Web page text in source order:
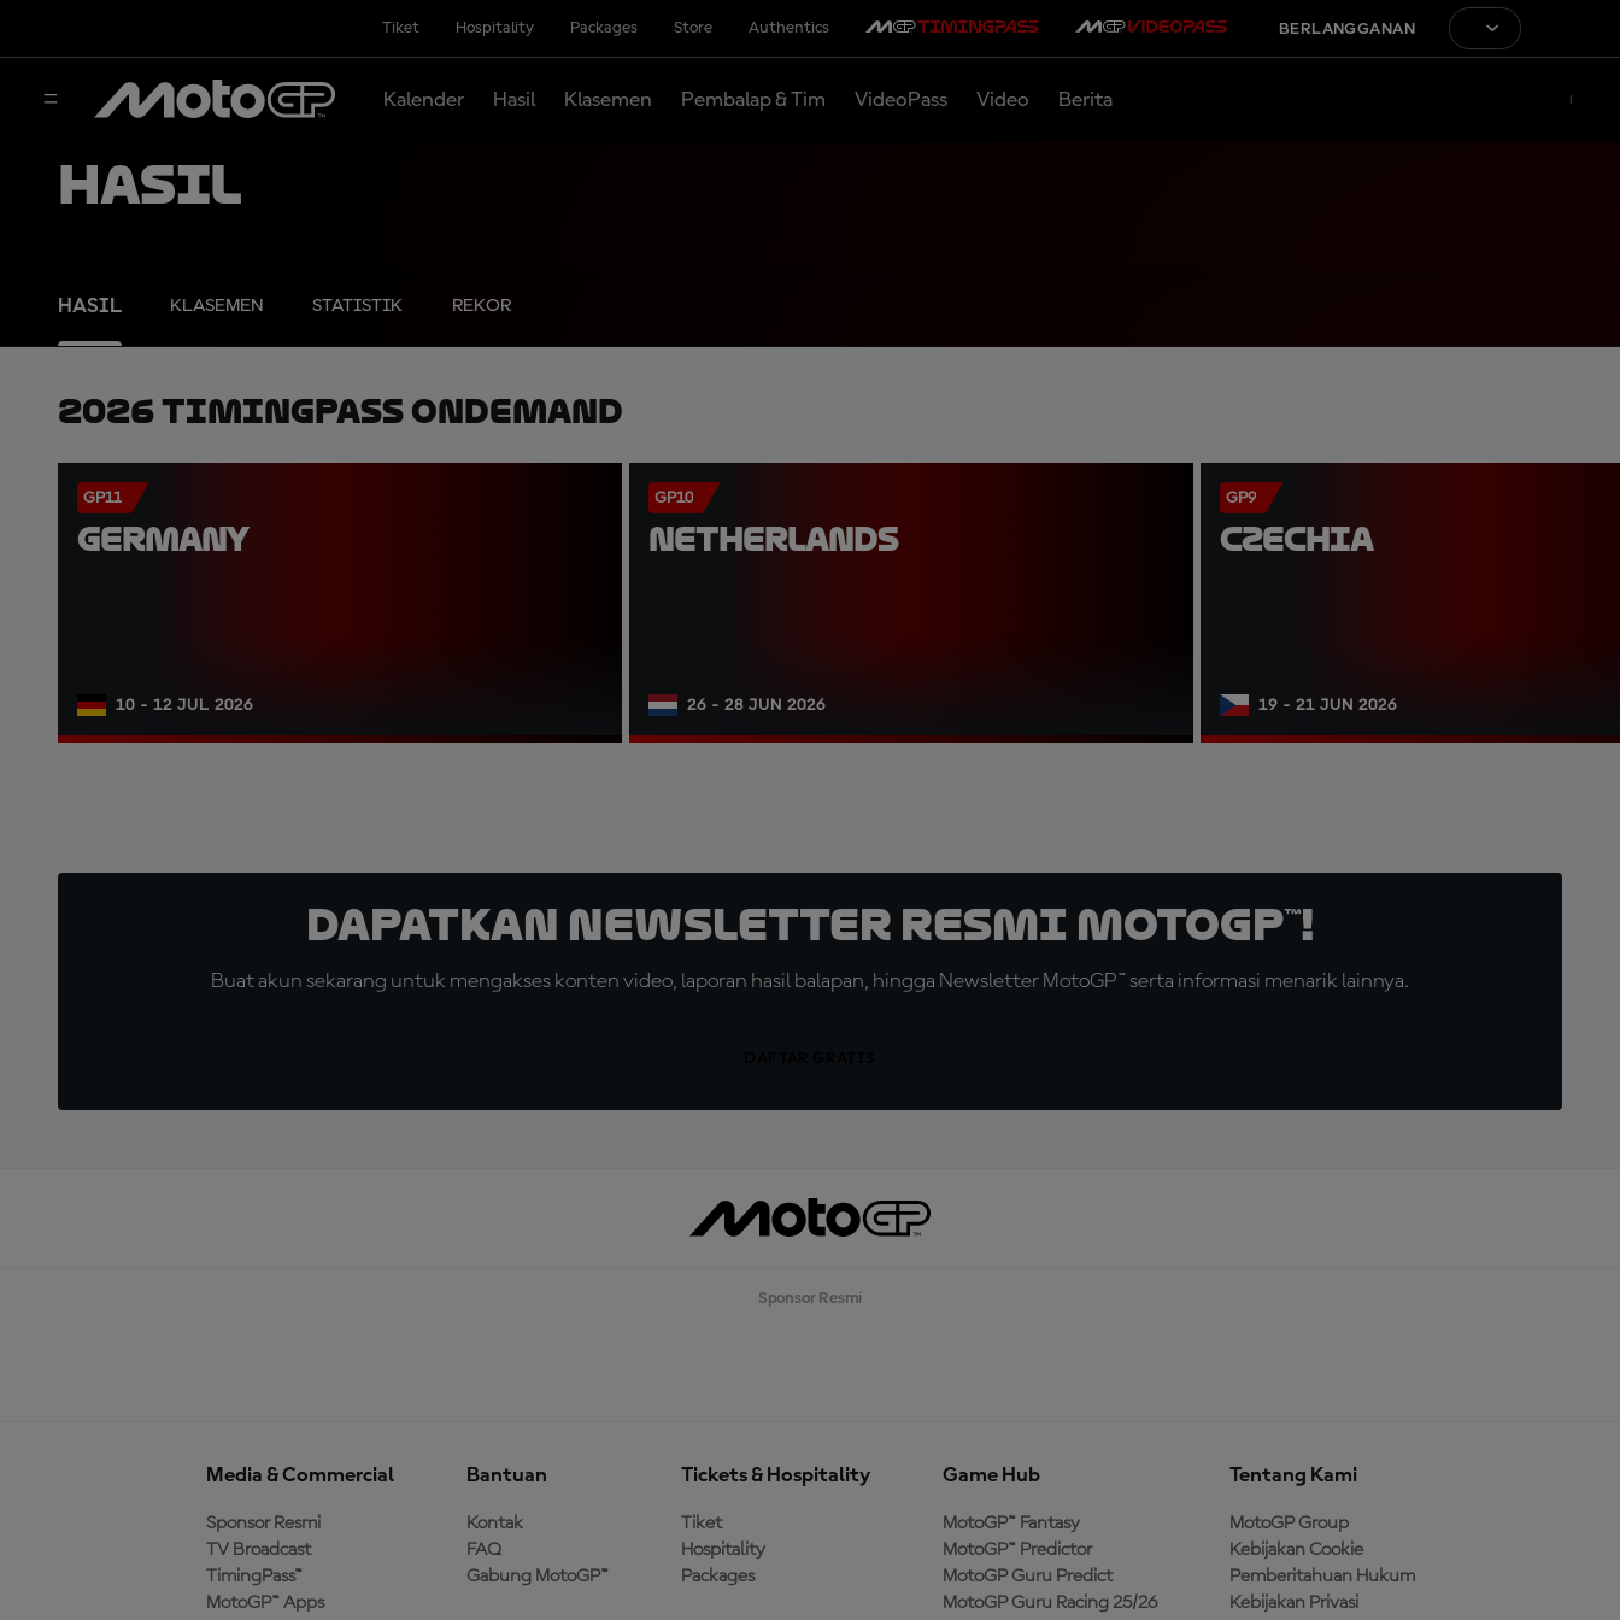
Tiket Hospitality Packages Store Authentics BERLANGGANAN
Kalender Hasil Klasemen Pembalap & Tim VideoPass Video Berita
Hasil
HASIL KLASEMEN STATISTIK REKOR
2026 TimingPass OnDemand
GP11
GERMANY
10 - 12 JUL 2026
GP10
NETHERLANDS
26 - 28 JUN 2026
GP9
CZECHIA
19 - 21 JUN 2026
Dapatkan Newsletter Resmi MotoGP™!
Buat akun sekarang untuk mengakses konten video, laporan hasil balapan, hingga Newsletter MotoGP™ serta informasi menarik lainnya.
Sponsor Resmi
Media & Commercial
Sponsor Resmi
TV Broadcast
TimingPass™
MotoGP™ Apps
Bantuan
Kontak
FAQ
Gabung MotoGP™
Tickets & Hospitality
Tiket
Hospitality
Packages
Game Hub
MotoGP™ Fantasy
MotoGP™ Predictor
MotoGP Guru Predict
MotoGP Guru Racing 25/26
Tentang Kami
MotoGP Group
Kebijakan Cookie
Pemberitahuan Hukum
Kebijakan Privasi